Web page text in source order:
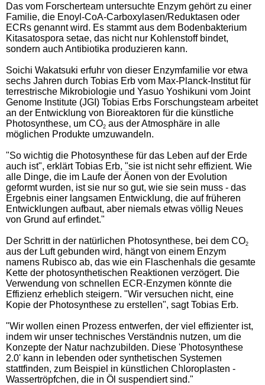
Das vom Forscherteam untersuchte Enzym gehört zu einer
Familie, die Enoyl-CoA-Carboxylasen/Reduktasen oder
ECRs genannt wird. Es stammt aus dem Bodenbakterium
Kitasatospora setae, das nicht nur Kohlenstoff bindet,
sondern auch Antibiotika produzieren kann.
Soichi Wakatsuki erfuhr von dieser Enzymfamilie vor etwa
sechs Jahren durch Tobias Erb vom Max-Planck-Institut für
terrestrische Mikrobiologie und Yasuo Yoshikuni vom Joint
Genome Institute (JGI) Tobias Erbs Forschungsteam arbeitet
an der Entwicklung von Bioreaktoren für die künstliche
Photosynthese, um CO2 aus der Atmosphäre in alle
möglichen Produkte umzuwandeln.
"So wichtig die Photosynthese für das Leben auf der Erde
auch ist", erklärt Tobias Erb, "sie ist nicht sehr effizient. Wie
alle Dinge, die im Laufe der Äonen von der Evolution
geformt wurden, ist sie nur so gut, wie sie sein muss - das
Ergebnis einer langsamen Entwicklung, die auf früheren
Entwicklungen aufbaut, aber niemals etwas völlig Neues
von Grund auf erfindet."
Der Schritt in der natürlichen Photosynthese, bei dem CO2
aus der Luft gebunden wird, hängt von einem Enzym
namens Rubisco ab, das wie ein Flaschenhals die gesamte
Kette der photosynthetischen Reaktionen verzögert. Die
Verwendung von schnellen ECR-Enzymen könnte die
Effizienz erheblich steigern. "Wir versuchen nicht, eine
Kopie der Photosynthese zu erstellen", sagt Tobias Erb.
"Wir wollen einen Prozess entwerfen, der viel effizienter ist,
indem wir unser technisches Verständnis nutzen, um die
Konzepte der Natur nachzubilden. Diese 'Photosynthese
2.0' kann in lebenden oder synthetischen Systemen
stattfinden, zum Beispiel in künstlichen Chloroplasten -
Wassertröpfchen, die in Öl suspendiert sind."